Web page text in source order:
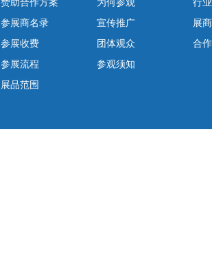
参展商名录
参展收费
参展流程
展品范围
宣传推广
团体观众
参观须知
展
合